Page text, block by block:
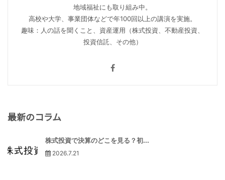
地域福祉にも取り組み中。
高校や大学、事業団体などで年100回以上の講演を実施。
趣味：人の話を聞くこと、資産運用（株式投資、不動産投資、
投資信託、その他）
最新のコラム
株式投資で決算のどこを見る？初...
2026.7.21